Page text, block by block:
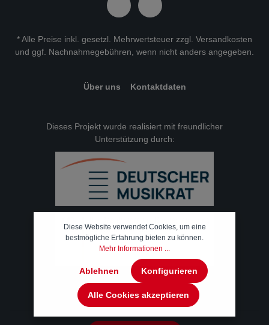
* Alle Preise inkl. gesetzl. Mehrwertsteuer zzgl. Versandkosten
und ggf. Nachnahmegebühren, wenn nicht anders angegeben.
Über uns Kontaktdaten
Dieses Projekt wurde realisiert mit freundlicher
Unterstützung durch:
Diese Website verwendet Cookies, um eine
bestmögliche Erfahrung bieten zu können.
Mehr Informationen ...
Ablehnen Konfigurieren
Alle Cookies akzeptieren